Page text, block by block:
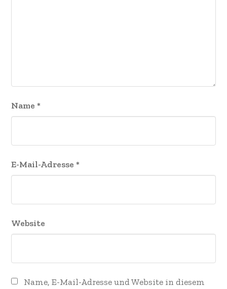
Name *
E-Mail-Adresse *
Website
Name, E-Mail-Adresse und Website in diesem